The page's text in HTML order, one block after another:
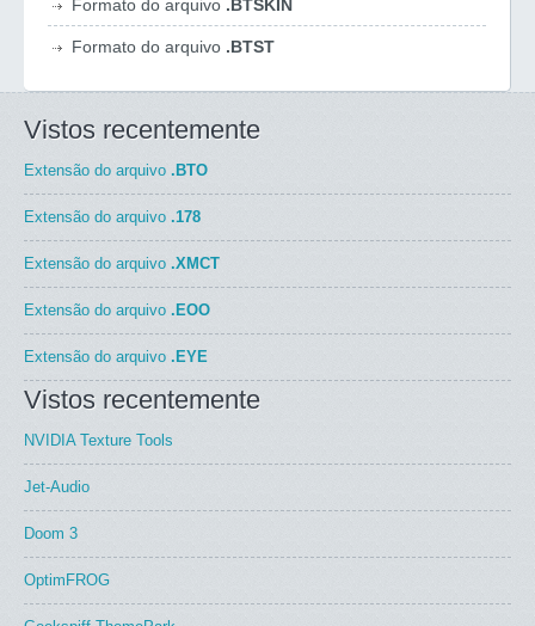
Formato do arquivo .BTSKIN
Formato do arquivo .BTST
Vistos recentemente
Extensão do arquivo .BTO
Extensão do arquivo .178
Extensão do arquivo .XMCT
Extensão do arquivo .EOO
Extensão do arquivo .EYE
Vistos recentemente
NVIDIA Texture Tools
Jet-Audio
Doom 3
OptimFROG